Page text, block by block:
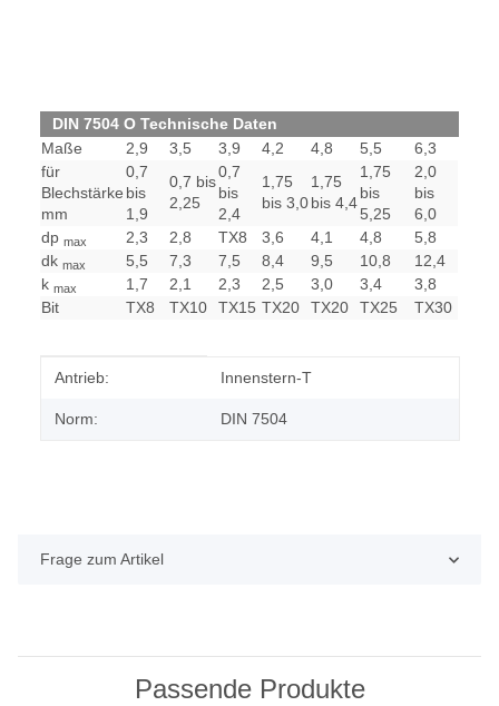
DIN 7504 O Technische Daten
Maße
2,9 3,5 3,9 4,2 4,8 5,5
6,3
für
Blechstärke
mm
0,7
bis
1,9
0,7 bis
2,25
0,7
bis
2,4
1,75
bis 3,0
1,75
bis 4,4
1,75
bis
5,25
2,0
bis
6,0
dp max 2,3 2,8 TX8 3,6 4,1 4,8
5,8
dk max 5,5 7,3 7,5 8,4 9,5 10,8
12,4
k max 1,7 2,1 2,3 2,5 3,0 3,4
3,8
Bit
TX8 TX10 TX15 TX20 TX20 TX25 TX30
Produkteigenschaft
Wert
Antrieb: Innenstern-T
Norm: DIN 7504
Frage zum Artikel
Passende Produkte